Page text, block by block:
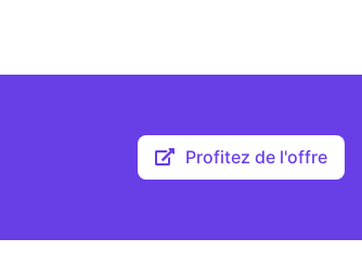
Profitez de l'offre